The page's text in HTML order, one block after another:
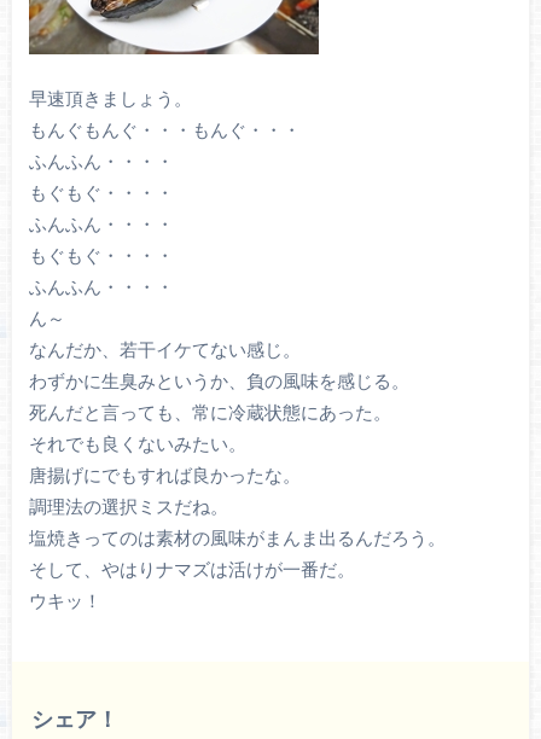
早速頂きましょう。
もんぐもんぐ・・・もんぐ・・・
ふんふん・・・・
もぐもぐ・・・・
ふんふん・・・・
もぐもぐ・・・・
ふんふん・・・・
ん～
なんだか、若干イケてない感じ。
わずかに生臭みというか、負の風味を感じる。
死んだと言っても、常に冷蔵状態にあった。
それでも良くないみたい。
唐揚げにでもすれば良かったな。
調理法の選択ミスだね。
塩焼きってのは素材の風味がまんま出るんだろう。
そして、やはりナマズは活けが一番だ。
ウキッ！
シェア！